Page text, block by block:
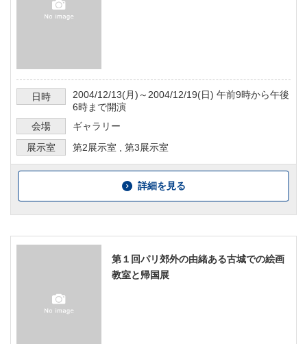
日時 2004/12/13(月)～ 2004/12/19(日) 午前9時から午後
6時まで開演
会場
ギャラリー
展示室
第2展示室 第3展示室
詳細を見る
第１回パリ郊外の由緒ある古城での絵画
教室と帰国展